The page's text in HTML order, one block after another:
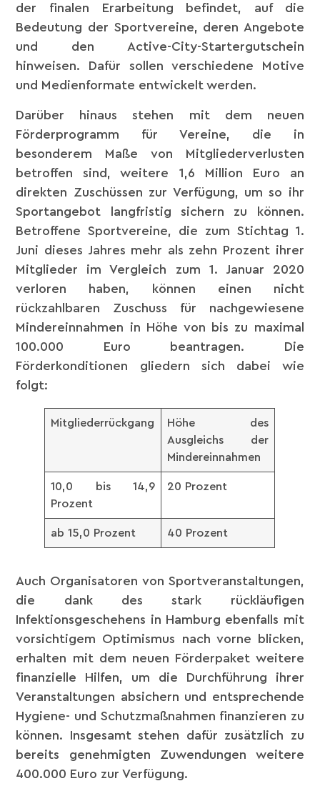
der finalen Erarbeitung befindet, auf die
Bedeutung der Sportvereine, deren Angebote
und den Active-City-Startergutschein
hinweisen. Dafür sollen verschiedene Motive
und Medienformate entwickelt werden.
Darüber hinaus stehen mit dem neuen
Förderprogramm für Vereine, die in
besonderem Maße von Mitgliederverlusten
betroffen sind, weitere 1,6 Million Euro an
direkten Zuschüssen zur Verfügung, um so ihr
Sportangebot langfristig sichern zu können.
Betroffene Sportvereine, die zum Stichtag 1.
Juni dieses Jahres mehr als zehn Prozent ihrer
Mitglieder im Vergleich zum 1. Januar 2020
verloren haben, können einen nicht
rückzahlbaren Zuschuss für nachgewiesene
Mindereinnahmen in Höhe von bis zu maximal
100.000 Euro beantragen. Die
Förderkonditionen gliedern sich dabei wie
folgt:
Mitgliederrückgang
Höhe des
Ausgleichs der
Mindereinnahmen
10,0 bis 14,9
Prozent
20 Prozent
ab 15,0 Prozent 40 Prozent
Auch Organisatoren von Sportveranstaltungen,
die dank des stark rückläufigen
Infektionsgeschehens in Hamburg ebenfalls mit
vorsichtigem Optimismus nach vorne blicken,
erhalten mit dem neuen Förderpaket weitere
finanzielle Hilfen, um die Durchführung ihrer
Veranstaltungen absichern und entsprechende
Hygiene- und Schutzmaßnahmen finanzieren zu
können. Insgesamt stehen dafür zusätzlich zu
bereits genehmigten Zuwendungen weitere
400.000 Euro zur Verfügung.